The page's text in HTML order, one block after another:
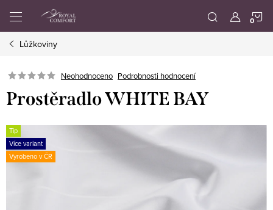
obsah
Lůžkoviny
Neohodnoceno Podrobnosti hodnocení
Prostěradlo WHITE BAY
Tip
Více variant
Vyrobeno v ČR